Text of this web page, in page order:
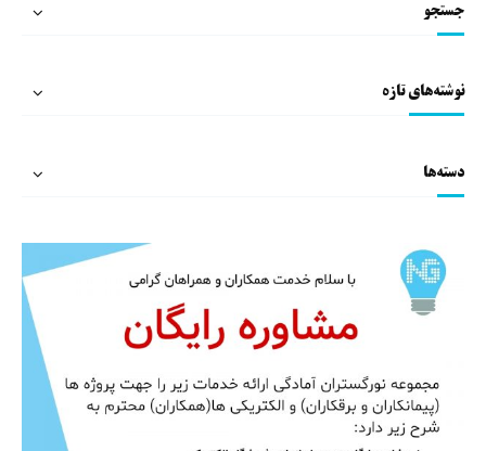
جستجو
نوشته‌های تازه
دسته‌ها